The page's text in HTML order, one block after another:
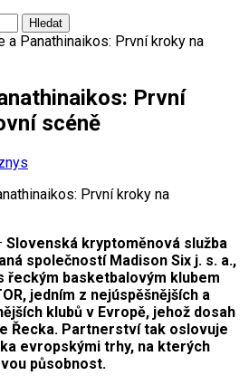
a Panathinaikos: První kroky na
První
scéně
Slovenská kryptoměnová služba
společností Madison Six j. s. a.,
řeckým basketbalovým klubem
jedním z nejúspěšnějších a
klubů v Evropě, jehož dosah
Řecka. Partnerství tak oslovuje
evropskými trhy, na kterých
působnost.